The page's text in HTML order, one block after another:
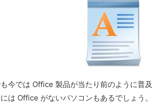
今では Office 製品が当たり前のように普
は Office がないパソコンもあるでしょう